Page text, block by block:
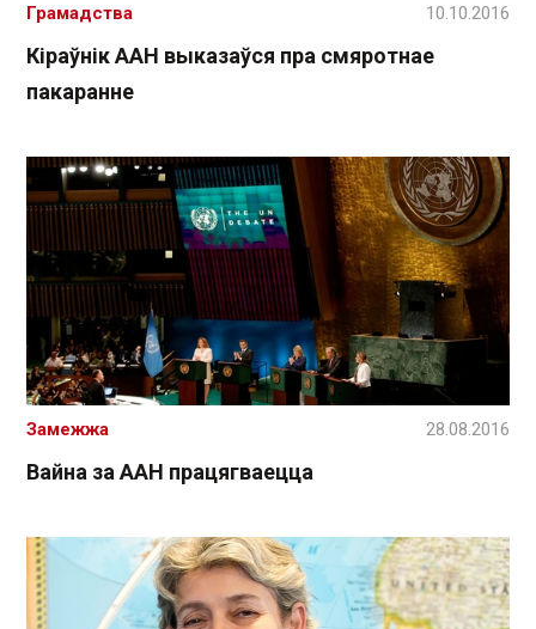
Кіраўнік ААН выказаўся пра смяротнае
пакаранне
Грамадства 10.10.2016
Вайна за ААН працягваецца
Замежжа 28.08.2016